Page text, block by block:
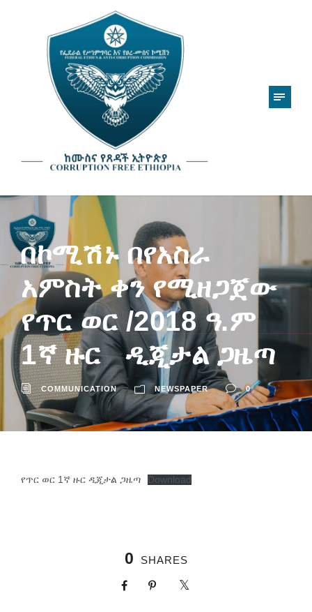
በኮሚሽኑ በየአስራ
አምስት ቀን የሚዘጋጀው
የጥር ወር /2018 ዓ.ም
1ኛ ዙር ዲጂታል ጋዜጣ
COMMUNICATION NEWSPAPER 0
የጥር ወር 1ኛ ዙር ዲጂታል ጋዜጣ Download
0 SHARES